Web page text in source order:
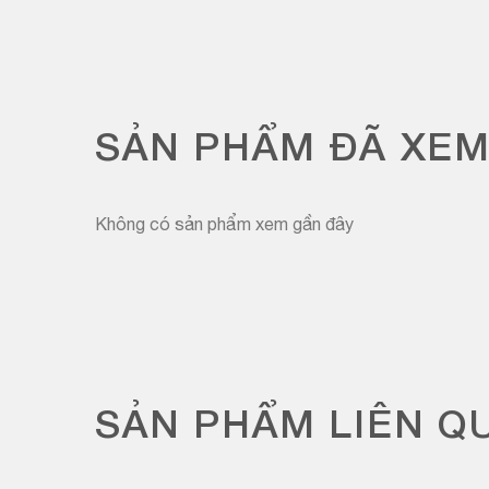
SẢN PHẨM ĐÃ XEM
Không có sản phẩm xem gần đây
SẢN PHẨM LIÊN